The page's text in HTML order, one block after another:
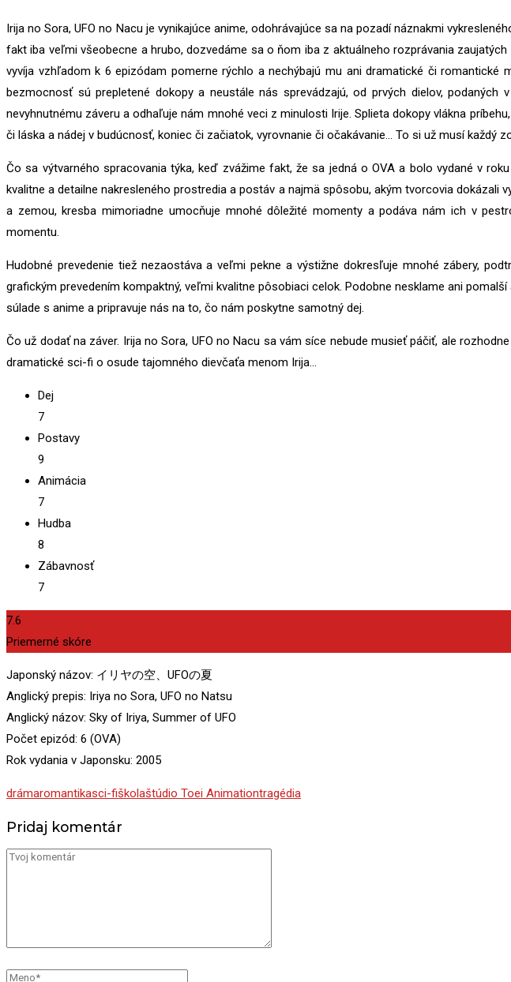
Irija no Sora, UFO no Nacu je vynikajúce anime, odohrávajúce sa na pozadí náznakmi
fakt iba veľmi všeobecne a hrubo, dozvedáme sa o ňom iba z aktuálneho rozprávania
vyvíja vzhľadom k 6 epizódam pomerne rýchlo a nechýbajú mu ani dramatické či romantické
bezmocnosť sú prepletené dokopy a neustále nás sprevádzajú, od prvých dielov,
nevyhnutnému záveru a odhaľuje nám mnohé veci z minulosti Irije. Splieta dokopy vlákna
či láska a nádej v budúcnosť, koniec či začiatok, vyrovnanie či očakávanie… To si už musí každý
Čo sa výtvarného spracovania týka, keď zvážime fakt, že sa jedná o OVA a bolo vydané v
kvalitne a detailne nakresleného prostredia a postáv a najmä spôsobu, akým tvorcovia
a zemou, kresba mimoriadne umocňuje mnohé dôležité momenty a podáva nám ich v
momentu.
Hudobné prevedenie tiež nezaostáva a veľmi pekne a výstižne dokresľuje mnohé zábery,
grafickým prevedením kompaktný, veľmi kvalitne pôsobiaci celok. Podobne nesklame ani
súlade s anime a pripravuje nás na to, čo nám poskytne samotný dej.
Čo už dodať na záver. Irija no Sora, UFO no Nacu sa vám síce nebude musieť páčiť, ale
dramatické sci-fi o osude tajomného dievčaťa menom Irija…
Dej
7
Postavy
9
Animácia
7
Hudba
8
Zábavnosť
7
7.6
Priemerné skóre
Japonský názov: イリヤの空、UFOの夏
Anglický prepis: Iriya no Sora, UFO no Natsu
Anglický názov: Sky of Iriya, Summer of UFO
Počet epizód: 6 (OVA)
Rok vydania v Japonsku: 2005
drámaromantikasci-fiškolaštúdio Toei Animationtragédia
Pridaj komentár